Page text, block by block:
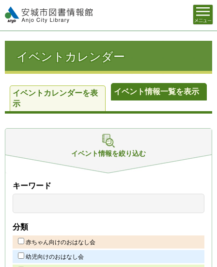
安城市図書情報館
メニュ
ー
イベントカレンダー
イベントカレンダーを表
示
イベント情報一覧を表示
イベント情報を絞り込む
キーワード
分類
赤ちゃん向けのおはなし会
幼児向けのおはなし会